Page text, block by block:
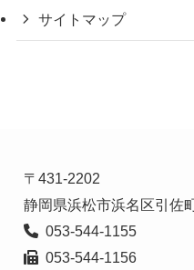
サイトマップ
〒431-2202
  053-544-1155
  053-544-1156